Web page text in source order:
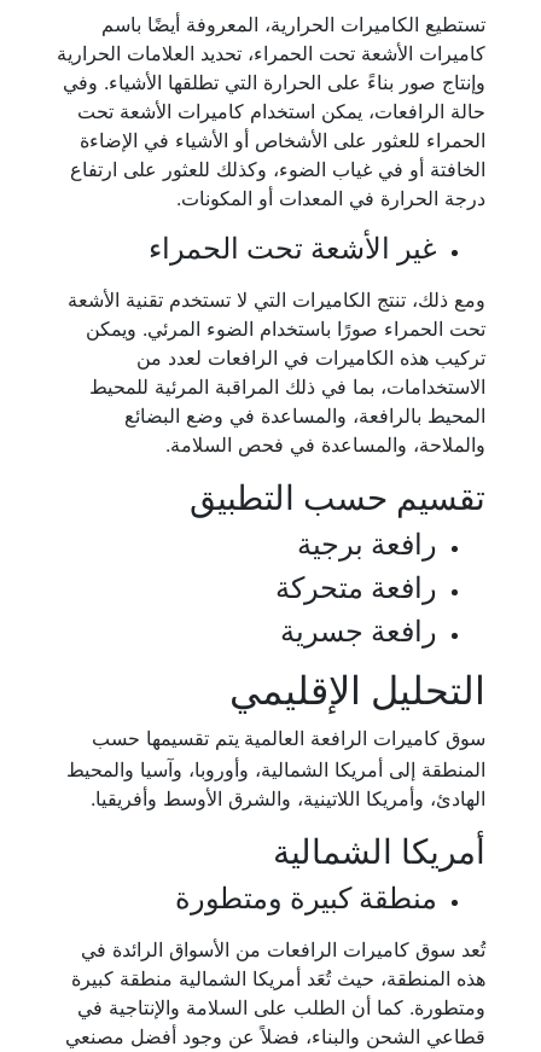
تستطيع الكاميرات الحرارية، المعروفة أيضًا باسم
كاميرات الأشعة تحت الحمراء، تحديد العلامات الحرارية
وإنتاج صور بناءً على الحرارة التي تطلقها الأشياء. وفي
حالة الرافعات، يمكن استخدام كاميرات الأشعة تحت
الحمراء للعثور على الأشخاص أو الأشياء في الإضاءة
الخافتة أو في غياب الضوء، وكذلك للعثور على ارتفاع
درجة الحرارة في المعدات أو المكونات.
غير الأشعة تحت الحمراء
ومع ذلك، تنتج الكاميرات التي لا تستخدم تقنية الأشعة
تحت الحمراء صورًا باستخدام الضوء المرئي. ويمكن
تركيب هذه الكاميرات في الرافعات لعدد من
الاستخدامات، بما في ذلك المراقبة المرئية للمحيط
المحيط بالرافعة، والمساعدة في وضع البضائع
والملاحة، والمساعدة في فحص السلامة.
تقسيم حسب التطبيق
رافعة برجية
رافعة متحركة
رافعة جسرية
التحليل الإقليمي
سوق كاميرات الرافعة العالمية يتم تقسيمها حسب
المنطقة إلى أمريكا الشمالية، وأوروبا، وآسيا والمحيط
الهادئ، وأمريكا اللاتينية، والشرق الأوسط وأفريقيا.
أمريكا الشمالية
منطقة كبيرة ومتطورة
تُعد سوق كاميرات الرافعات من الأسواق الرائدة في
هذه المنطقة، حيث تُعَد أمريكا الشمالية منطقة كبيرة
ومتطورة. كما أن الطلب على السلامة والإنتاجية في
قطاعي الشحن والبناء، فضلاً عن وجود أفضل مصنعي